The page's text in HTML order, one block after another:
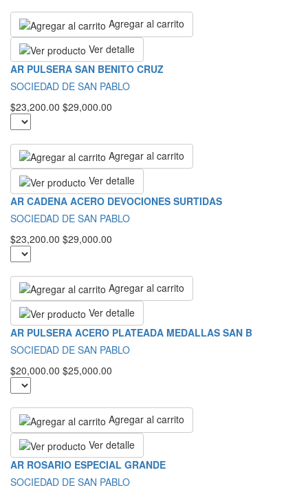
Agregar al carrito
Ver detalle
AR PULSERA SAN BENITO CRUZ
SOCIEDAD DE SAN PABLO
$23,200.00 $29,000.00
Agregar al carrito
Ver detalle
AR CADENA ACERO DEVOCIONES SURTIDAS
SOCIEDAD DE SAN PABLO
$23,200.00 $29,000.00
Agregar al carrito
Ver detalle
AR PULSERA ACERO PLATEADA MEDALLAS SAN B
SOCIEDAD DE SAN PABLO
$20,000.00 $25,000.00
Agregar al carrito
Ver detalle
AR ROSARIO ESPECIAL GRANDE
SOCIEDAD DE SAN PABLO